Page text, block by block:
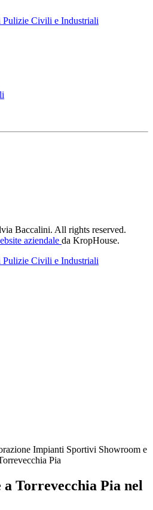
Baccalini. All rights reserved.
aziendale da KropHouse.
Impianti Sportivi Showroom e
Pia
Torrevecchia Pia nel